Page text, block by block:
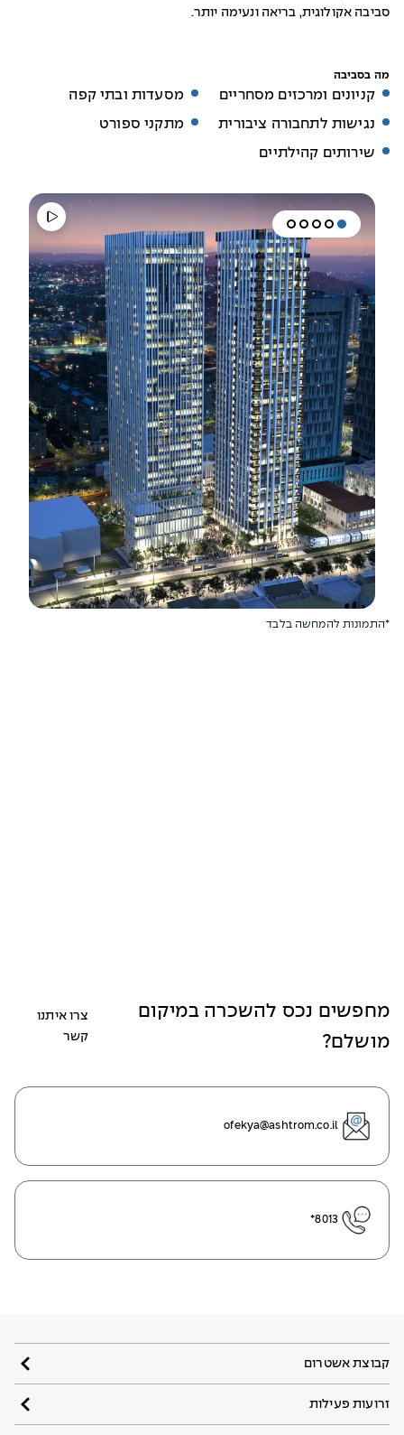
סביבה אקולוגית, בריאה ונעימה יותר.
מה בסביבה
קניונים ומרכזים מסחריים מסעדות ובתי קפה
נגישות לתחבורה ציבורית מתקני ספורט
שירותים קהילתיים
*התמונות להמחשה בלבד
מחפשים נכס להשכרה במיקום
מושלם?
צרו איתנו
קשר
ofekya@ashtrom.co.il
8013*
קבוצת אשטרום
זרועות פעילות